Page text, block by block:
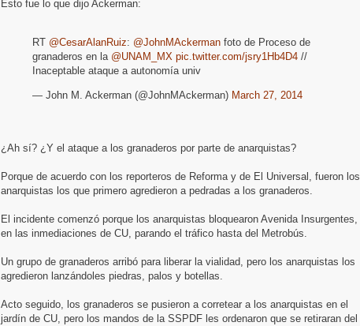
Esto fue lo que dijo Ackerman:
RT @CesarAlanRuiz: @JohnMAckerman foto de Proceso de
granaderos en la @UNAM_MX pic.twitter.com/jsry1Hb4D4 //
Inaceptable ataque a autonomía univ
— John M. Ackerman (@JohnMAckerman) March 27, 2014
¿Ah sí? ¿Y el ataque a los granaderos por parte de anarquistas?
Porque de acuerdo con los reporteros de Reforma y de El Universal, fueron los
anarquistas los que primero agredieron a pedradas a los granaderos.
El incidente comenzó porque los anarquistas bloquearon Avenida Insurgentes,
en las inmediaciones de CU, parando el tráfico hasta del Metrobús.
Un grupo de granaderos arribó para liberar la vialidad, pero los anarquistas los
agredieron lanzándoles piedras, palos y botellas.
Acto seguido, los granaderos se pusieron a corretear a los anarquistas en el
jardín de CU, pero los mandos de la SSPDF les ordenaron que se retiraran del